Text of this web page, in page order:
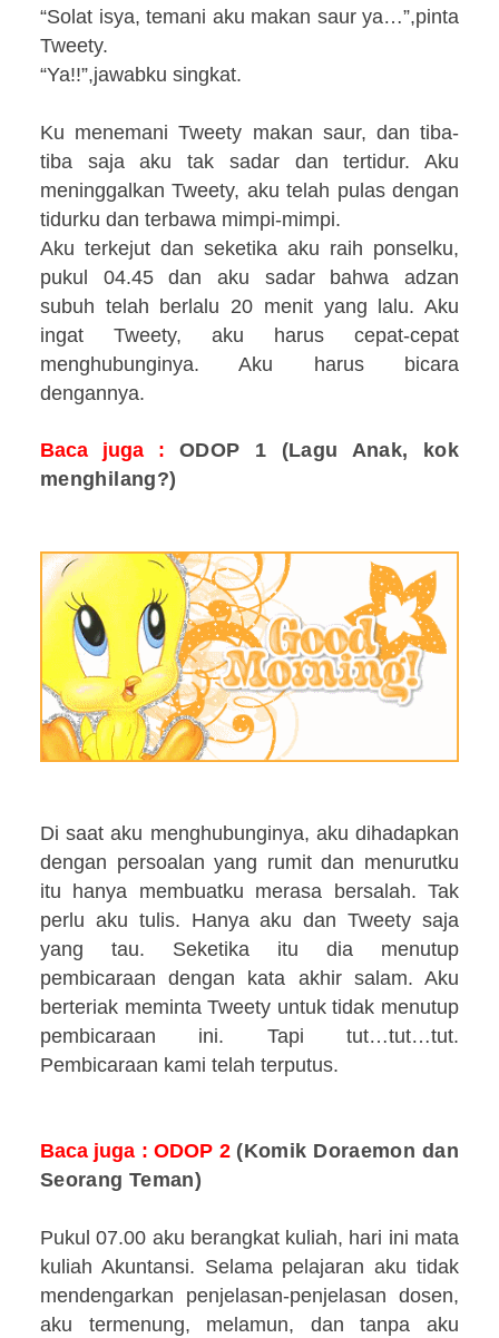
“Solat isya, temani aku makan saur ya…”,pinta
Tweety.
“Ya!!”,jawabku singkat.
Ku menemani Tweety makan saur, dan tiba-
tiba saja aku tak sadar dan tertidur. Aku
meninggalkan Tweety, aku telah pulas dengan
tidurku dan terbawa mimpi-mimpi.
Aku terkejut dan seketika aku raih ponselku,
pukul 04.45 dan aku sadar bahwa adzan
subuh telah berlalu 20 menit yang lalu. Aku
ingat Tweety, aku harus cepat-cepat
menghubunginya. Aku harus bicara
dengannya.
Baca juga :ODOP 1 (Lagu Anak, kok
menghilang?)
Di saat aku menghubunginya, aku dihadapkan
dengan persoalan yang rumit dan menurutku
itu hanya membuatku merasa bersalah. Tak
perlu aku tulis. Hanya aku dan Tweety saja
yang tau. Seketika itu dia menutup
pembicaraan dengan kata akhir salam. Aku
berteriak meminta Tweety untuk tidak menutup
pembicaraan ini. Tapi tut…tut…tut.
Pembicaraan kami telah terputus.
Baca juga : ODOP 2 (Komik Doraemon dan
Seorang Teman)
Pukul 07.00 aku berangkat kuliah, hari ini mata
kuliah Akuntansi. Selama pelajaran aku tidak
mendengarkan penjelasan-penjelasan dosen,
aku termenung, melamun, dan tanpa aku